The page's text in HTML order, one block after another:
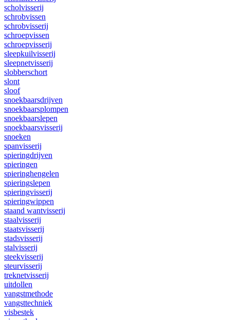
scholvisserij
schrobvissen
schrobvisserij
schroepvissen
schroepvisserij
sleepkuilvisserij
sleepnetvisserij
slobberschort
slont
sloof
snoekbaarsdrijven
snoekbaarsplompen
snoekbaarslepen
snoekbaarsvisserij
snoeken
spanvisserij
spieringdrijven
spieringen
spieringhengelen
spieringslepen
spieringvisserij
spieringwippen
staand wantvisserij
staalvisserij
staatsvisserij
stadsvisserij
stalvisserij
steekvisserij
steurvisserij
treknetvisserij
uitdollen
vangstmethode
vangsttechniek
visbestek